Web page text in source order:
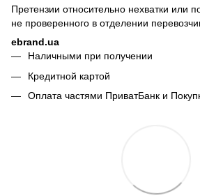
Претензии относительно нехватки или
не проверенного в отделении
ebrand.ua
Наличными при получении
Кредитной картой
Оплата частями ПриватБанк и